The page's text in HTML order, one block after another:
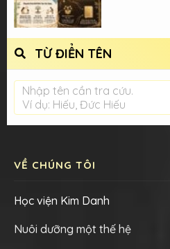
TỪ ĐIỂN TÊN
Nhập tên cần tra cứu.
Ví dụ: Hiếu, Đức Hiếu
VỀ CHÚNG TÔI
Học viện Kim Danh
Nuôi dưỡng một thế hệ